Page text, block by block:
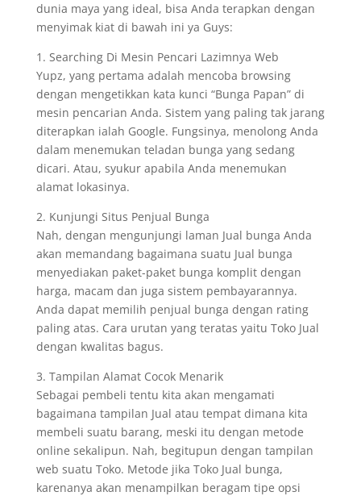
dunia maya yang ideal, bisa Anda terapkan dengan
menyimak kiat di bawah ini ya Guys:
1. Searching Di Mesin Pencari Lazimnya Web
Yupz, yang pertama adalah mencoba browsing
dengan mengetikkan kata kunci “Bunga Papan” di
mesin pencarian Anda. Sistem yang paling tak jarang
diterapkan ialah Google. Fungsinya, menolong Anda
dalam menemukan teladan bunga yang sedang
dicari. Atau, syukur apabila Anda menemukan
alamat lokasinya.
2. Kunjungi Situs Penjual Bunga
Nah, dengan mengunjungi laman Jual bunga Anda
akan memandang bagaimana suatu Jual bunga
menyediakan paket-paket bunga komplit dengan
harga, macam dan juga sistem pembayarannya.
Anda dapat memilih penjual bunga dengan rating
paling atas. Cara urutan yang teratas yaitu Toko Jual
dengan kwalitas bagus.
3. Tampilan Alamat Cocok Menarik
Sebagai pembeli tentu kita akan mengamati
bagaimana tampilan Jual atau tempat dimana kita
membeli suatu barang, meski itu dengan metode
online sekalipun. Nah, begitupun dengan tampilan
web suatu Toko. Metode jika Toko Jual bunga,
karenanya akan menampilkan beragam tipe opsi